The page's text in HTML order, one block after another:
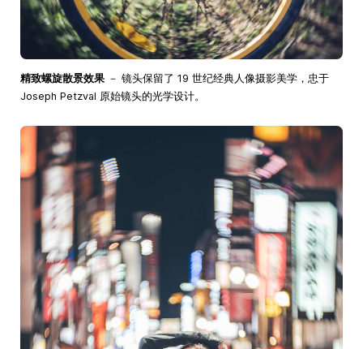
精致螺旋散景效果 － 镜头保留了 19 世纪经典人像摄影美学，忠于
Joseph Petzval 原始镜头的光学设计。